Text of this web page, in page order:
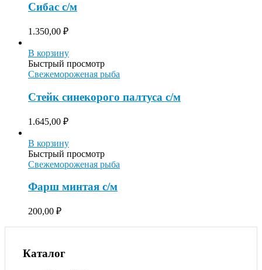
Сибас с/м
1.350,00 ₽
В корзину
Быстрый просмотр
Свежемороженая рыба
Стейк синекорого палтуса с/м
1.645,00 ₽
В корзину
Быстрый просмотр
Свежемороженая рыба
Фарш минтая с/м
200,00 ₽
Каталог